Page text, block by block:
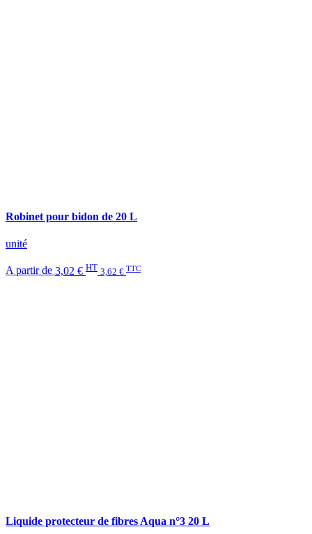
Robinet pour bidon de 20 L
unité
A partir de 3,02 € HT 3,62 € TTC
Liquide protecteur de fibres Aqua n°3 20 L